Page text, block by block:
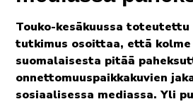
Touko-kesäkuussa
tutkimus osoittaa, että
suomalaisesta pitää
onnettomuuspaikkakuvien
sosiaalisessa mediassa. Yli